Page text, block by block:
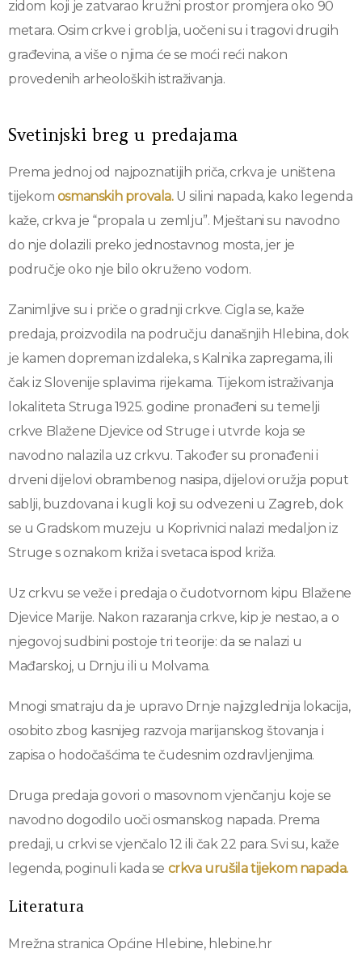
zidom koji je zatvarao kružni prostor promjera oko 90
metara. Osim crkve i groblja, uočeni su i tragovi drugih
građevina, a više o njima će se moći reći nakon
provedenih arheoloških istraživanja.
Svetinjski breg u predajama
Prema jednoj od najpoznatijih priča, crkva je uništena
tijekom osmanskih provala.U silini napada, kako legenda
kaže, crkva je “propala u zemlju”. Mještani su navodno
do nje dolazili preko jednostavnog mosta, jer je
područje oko nje bilo okruženo vodom.
Zanimljive su i priče o gradnji crkve. Cigla se, kaže
predaja, proizvodila na području današnjih Hlebina, dok
je kamen dopreman izdaleka, s Kalnika zapregama, ili
čak iz Slovenije splavima rijekama. Tijekom istraživanja
lokaliteta Struga 1925. godine pronađeni su temelji
crkve Blažene Djevice od Struge i utvrde koja se
navodno nalazila uz crkvu. Također su pronađeni i
drveni dijelovi obrambenog nasipa, dijelovi oružja poput
sablji, buzdovana i kugli koji su odvezeni u Zagreb, dok
se u Gradskom muzeju u Koprivnici nalazi medaljon iz
Struge s oznakom križa i svetaca ispod križa.
Uz crkvu se veže i predaja o čudotvornom kipu Blažene
Djevice Marije. Nakon razaranja crkve, kip je nestao, a o
njegovoj sudbini postoje tri teorije: da se nalazi u
Mađarskoj, u Drnju ili u Molvama.
Mnogi smatraju da je upravo Drnje najizglednija lokacija,
osobito zbog kasnijeg razvoja marijanskog štovanja i
zapisa o hodočašćima te čudesnim ozdravljenjima.
Druga predaja govori o masovnom vjenčanju koje se
navodno dogodilo uoči osmanskog napada. Prema
predaji, u crkvi se vjenčalo 12 ili čak 22 para. Svi su, kaže
legenda, poginuli kada se crkva urušila tijekom napada.
Literatura
Mrežna stranica Općine Hlebine, hlebine.hr